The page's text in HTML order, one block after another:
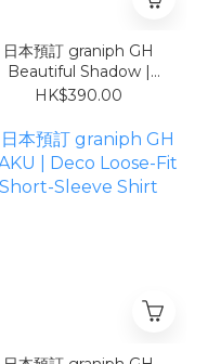
日本預訂 graniph GH
Beautiful Shadow |
Deco Oversized T-Shirt
HK$390.00